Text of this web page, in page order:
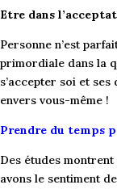
Etre dans
Personne n’est
primordiale dans la
s’accepter soi et
envers vous-même !
Prendre du temps
Des études
avons le sentiment